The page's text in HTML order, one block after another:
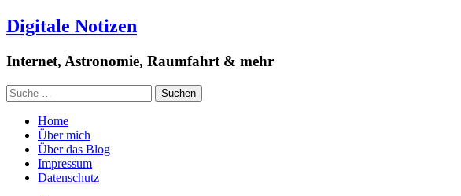
Digitale Notizen
Internet, Astronomie, Raumfahrt & mehr
Home
Über mich
Über das Blog
Impressum
Datenschutz